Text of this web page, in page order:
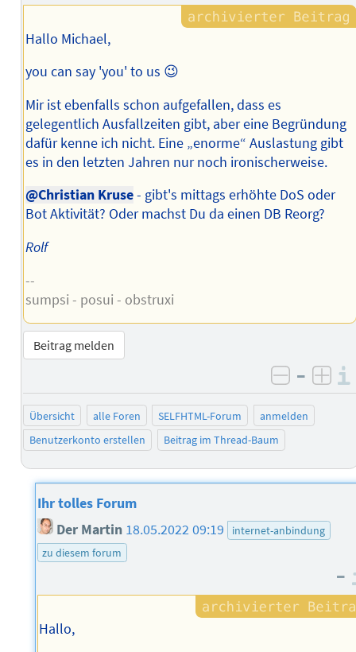
Hallo Michael,
you can say 'you' to us 😉
Mir ist ebenfalls schon aufgefallen, dass es
gelegentlich Ausfallzeiten gibt, aber eine Begründung
dafür kenne ich nicht. Eine „enorme“ Auslastung gibt
es in den letzten Jahren nur noch ironischerweise.
@Christian Kruse- gibt's mittags erhöhte DoS oder
Bot Aktivität? Oder machst Du da einen DB Reorg?
Rolf
--
sumpsi - posui - obstruxi
Beitrag melden
negativ
–
Übersicht alle Foren SELFHTML-Forum
anmelden
Benutzerkonto erstellen
Beitrag im Thread-Baum
Ihr tolles Forum
Der Martin 18.05.2022 09:19
internet-anbindung
zu diesem forum
–
Hallo,